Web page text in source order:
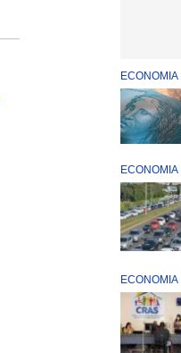
ECONOMIA
ECONOMIA
ECONOMIA